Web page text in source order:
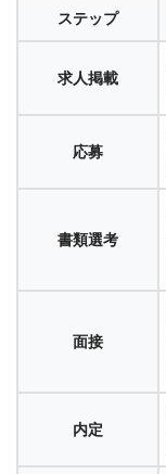
ステップ
求人掲載
応募
書類選考
面接
内定